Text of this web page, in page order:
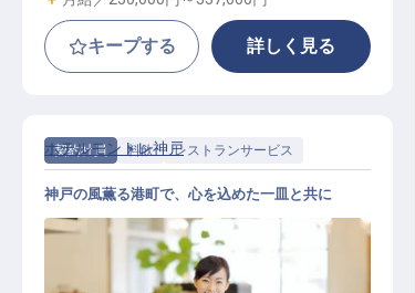
キープする 詳しく見る
契約社員 料飲 レストランサービス
ホテルモントレ神戸
神戸の風薫る港町で、心を込めた一皿と共に